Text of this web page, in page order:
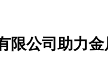
限公司助力金